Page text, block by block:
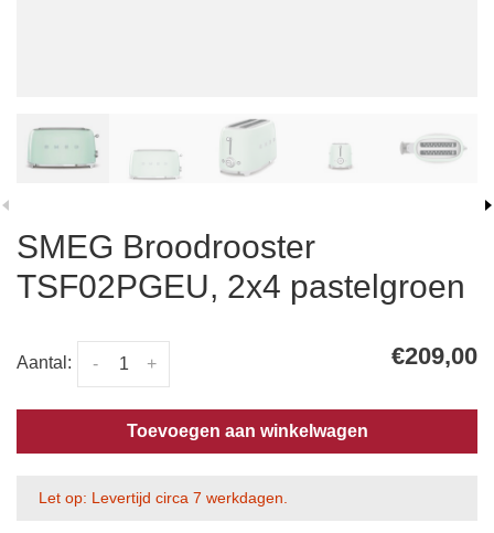
SMEG Broodrooster
TSF02PGEU, 2x4 pastelgroen
Aantal: +
- €209,00
Toevoegen aan winkelwagen
Let op: Levertijd circa 7 werkdagen.